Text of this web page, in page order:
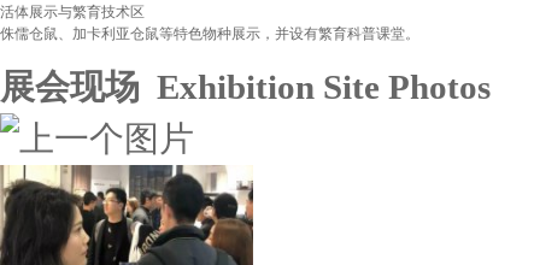
活体展示与繁育技术区
侏儒仓鼠、加卡利亚仓鼠等特色物种展示，并设有繁育科普课堂。 ‌
智能宠物设备...
展会现场 Exhibition Site Photos